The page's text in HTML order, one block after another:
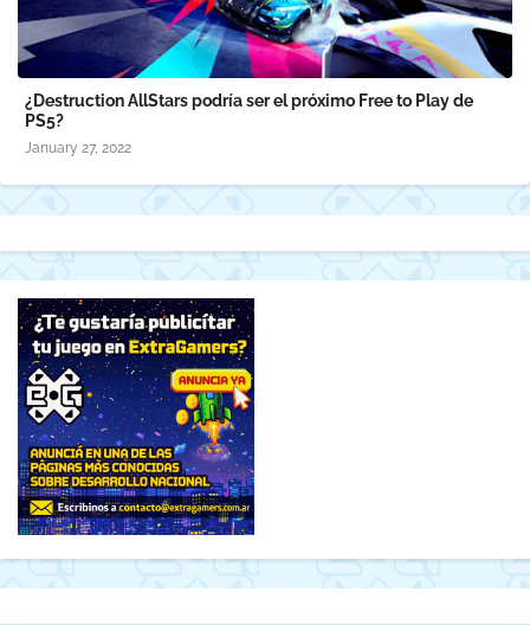
¿Destruction AllStars podría ser el próximo Free to Play de
PS5?
January 27, 2022